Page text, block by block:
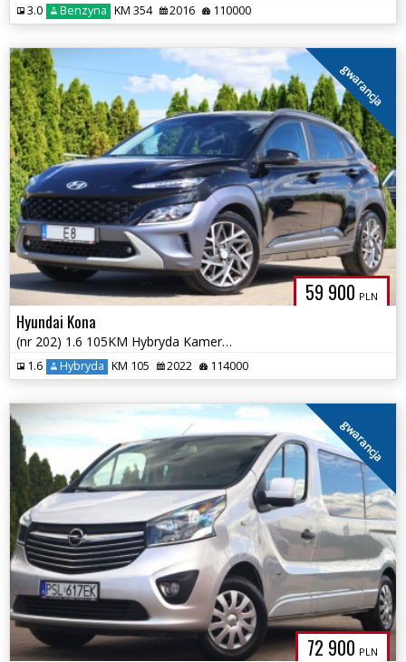
3.0 Benzyna KM 354 2016 110000
59 900 PLN
gwarancja
Hyundai Kona
(nr 202) 1.6 105KM Hybryda Kamera Parktronik Klima Gwarancja!!!
1.6 Hybryda KM 105 2022 114000
72 900 PLN
gwarancja